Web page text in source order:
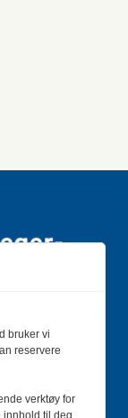
magasin for
av Norges
bruker vi
reservere
verktøy for
innhold til deg